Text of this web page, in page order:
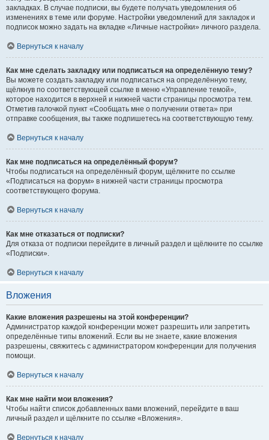
закладках. В случае подписки, вы будете получать уведомления об
изменениях в теме или форуме. Настройки уведомлений для закладок и
подписок можно задать на вкладке «Личные настройки» личного раздела.
Вернуться к началу
Как мне сделать закладку или подписаться на определённую тему?
Вы можете создать закладку или подписаться на определённую тему,
щёлкнув по соответствующей ссылке в меню «Управление темой»,
которое находится в верхней и нижней части страницы просмотра тем.
Отметив галочкой пункт «Сообщать мне о получении ответа» при
отправке сообщения, вы также подпишетесь на соответствующую тему.
Вернуться к началу
Как мне подписаться на определённый форум?
Чтобы подписаться на определённый форум, щёлкните по ссылке
«Подписаться на форум» в нижней части страницы просмотра
соответствующего форума.
Вернуться к началу
Как мне отказаться от подписки?
Для отказа от подписки перейдите в личный раздел и щёлкните по ссылке
«Подписки».
Вернуться к началу
Вложения
Какие вложения разрешены на этой конференции?
Администратор каждой конференции может разрешить или запретить
определённые типы вложений. Если вы не знаете, какие вложения
разрешены, свяжитесь с администратором конференции для получения
помощи.
Вернуться к началу
Как мне найти мои вложения?
Чтобы найти список добавленных вами вложений, перейдите в ваш
личный раздел и щёлкните по ссылке «Вложения».
Вернуться к началу